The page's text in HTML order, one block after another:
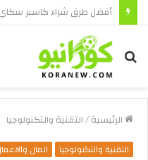
لماذا يفضل المستخدمون
بحث
عن
الرئيسية/التقنية والتكنولوجيا
التقنية والتكنولوجيا المال